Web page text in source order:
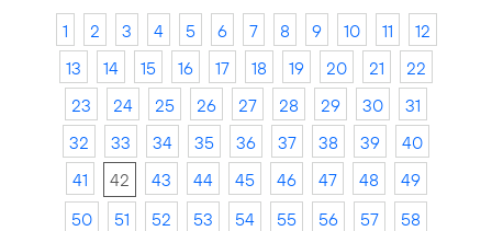
1 2 3 4 5 6 7 8 9 10 11
12
13
14 15 16 17 18 19 20 21
22
23
24 25 26 27 28 29 30
31
32
33 34 35 36 37 38 39
40
41
42 43 44 45 46 47 48
49
50
51 52 53 54 55 56 57
58